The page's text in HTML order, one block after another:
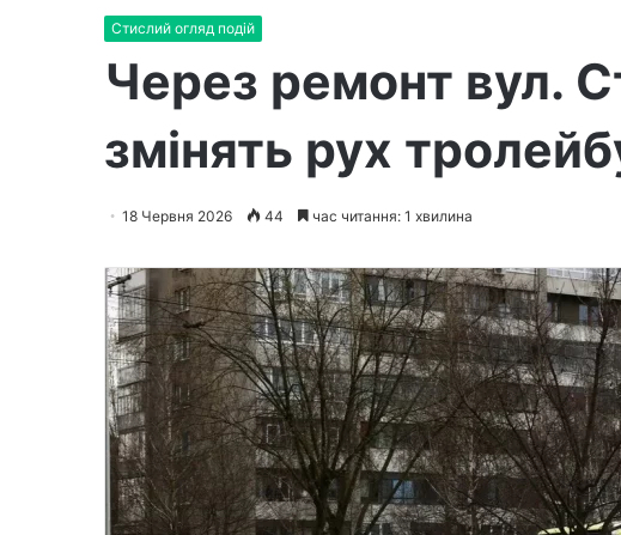
Стислий огляд подій
Через ремонт вул.
змінять рух
18 Червня 2026 44 час читання: 1 хвилина